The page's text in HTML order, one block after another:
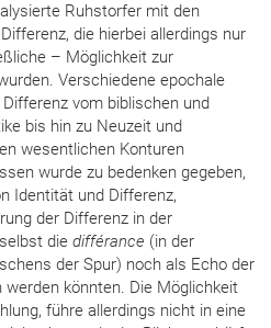
Ruhstorfer mit den
die hierbei allerdings nur
– Möglichkeit zur
Verschiedene epochale
vom biblischen und
bis hin zu Neuzeit und
wesentlichen Konturen
wurde zu bedenken gegeben,
Identität und Differenz,
der Differenz in der
die différance (in der
der Spur) noch als Echo der
werden könnten. Die Möglichkeit
führe allerdings nicht in eine